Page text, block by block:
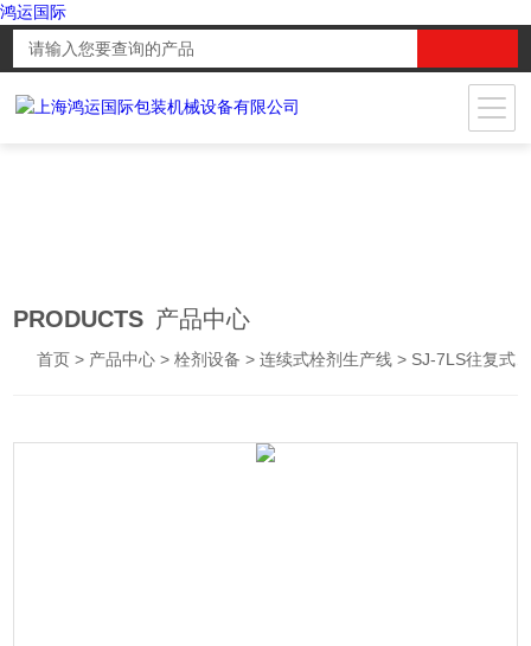
鸿运国际
PRODUCTS 产品中心
首页 > 产品中心 >栓剂设备 >连续式栓剂生产线 > SJ-7LS往复式栓剂生产线